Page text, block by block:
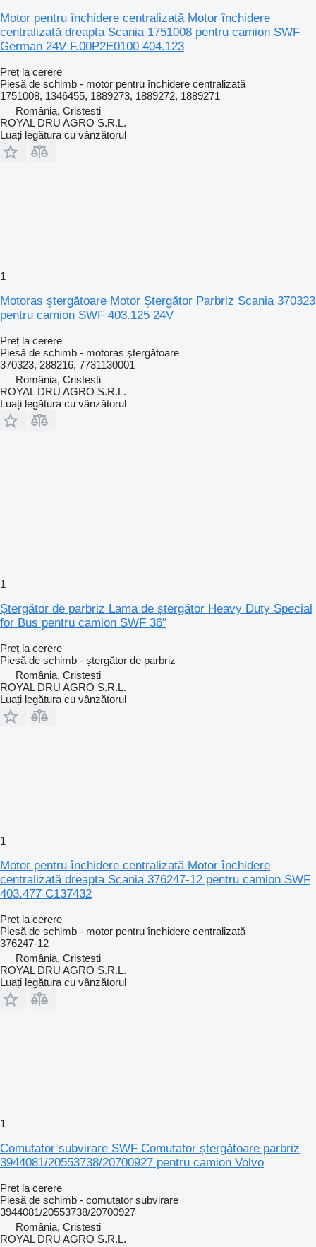
Motor pentru închidere centralizată Motor închidere
centralizată dreapta Scania 1751008 pentru camion SWF
German 24V F.00P2E0100 404.123
Preț la cerere
Piesă de schimb - motor pentru închidere centralizată
1751008, 1346455, 1889273, 1889272, 1889271
România, Cristesti
ROYAL DRU AGRO S.R.L.
Luați legătura cu vânzătorul
1
Motoras ştergătoare Motor Ștergător Parbriz Scania 370323
pentru camion SWF 403.125 24V
Preț la cerere
Piesă de schimb - motoras ştergătoare
370323, 288216, 7731130001
România, Cristesti
ROYAL DRU AGRO S.R.L.
Luați legătura cu vânzătorul
1
Ștergător de parbriz Lama de ștergător Heavy Duty Special
for Bus pentru camion SWF 36″
Preț la cerere
Piesă de schimb - ștergător de parbriz
România, Cristesti
ROYAL DRU AGRO S.R.L.
Luați legătura cu vânzătorul
1
Motor pentru închidere centralizată Motor închidere
centralizată dreapta Scania 376247-12 pentru camion SWF
403.477 C137432
Preț la cerere
Piesă de schimb - motor pentru închidere centralizată
376247-12
România, Cristesti
ROYAL DRU AGRO S.R.L.
Luați legătura cu vânzătorul
1
Comutator subvirare SWF Comutator ștergătoare parbriz
3944081/20553738/20700927 pentru camion Volvo
Preț la cerere
Piesă de schimb - comutator subvirare
3944081/20553738/20700927
România, Cristesti
ROYAL DRU AGRO S.R.L.